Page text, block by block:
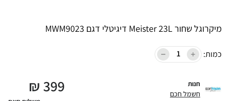
מיקרוגל שחור Meister 23L דיגיטלי דגם MWM9023
כמות:
חנות
חשמל חכם 399
₪